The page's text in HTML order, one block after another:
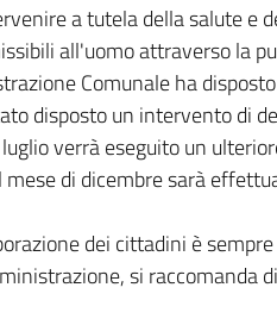
a tutela della salute e
all'uomo attraverso la
Comunale ha
disposto un intervento di
verrà eseguito un
di dicembre sarà
dei cittadini è
si raccomanda